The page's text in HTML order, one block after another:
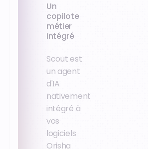
Un
copilote
métier
intégré
Scout est
un agent
d'IA
nativement
intégré à
vos
logiciels
Orisha